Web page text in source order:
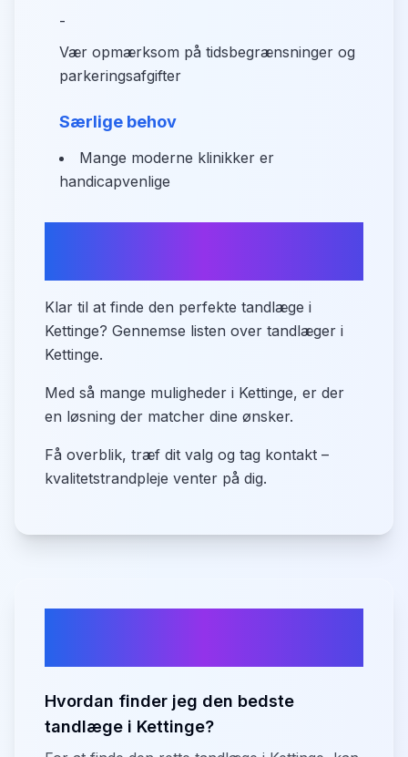
-
Vær opmærksom på tidsbegrænsninger og
parkeringsafgifter
Særlige behov
Mange moderne klinikker er
handicapvenlige
Klar til at finde den perfekte tandlæge i
Kettinge? Gennemse listen over tandlæger i
Kettinge.
Med så mange muligheder i Kettinge, er der
en løsning der matcher dine ønsker.
Få overblik, træf dit valg og tag kontakt –
kvalitetstrandpleje venter på dig.
Hvordan finder jeg den bedste
tandlæge i Kettinge?